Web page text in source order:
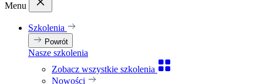
Menu
Szkolenia
Powrót
Nasze szkolenia
Zobacz wszystkie szkolenia
Nowości